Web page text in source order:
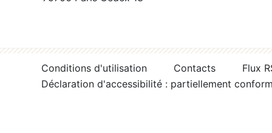
Conditions d'utilisation Contacts
Flux
Déclaration d'accessibilité : partiellement